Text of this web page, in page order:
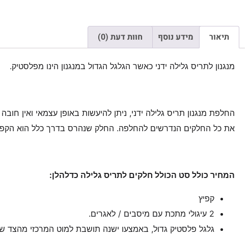
תיאור מידע נוסף חוות דעת (0)
מנגנון לתריס גלילה ידני כאשר הגלגל הגדול במנגנון הינו מפלסטיק.
החלפת מנגנון תריס גלילה ידני, ניתן להיעשות באופן עצמאי ואין
את כל החלקים הנדרשים להחלפה. החלק שנהרס בדרך כלל הוא
המחיר כולל סט הכולל חלקים לתריס גלילה כדלהלן:
קפיץ
2 עיגולי מתכת עם מיסבים / לאגרים.
גלגל פלסטיק גדול, באמצעו ישנה תושבת למוט המרכזי מהצד